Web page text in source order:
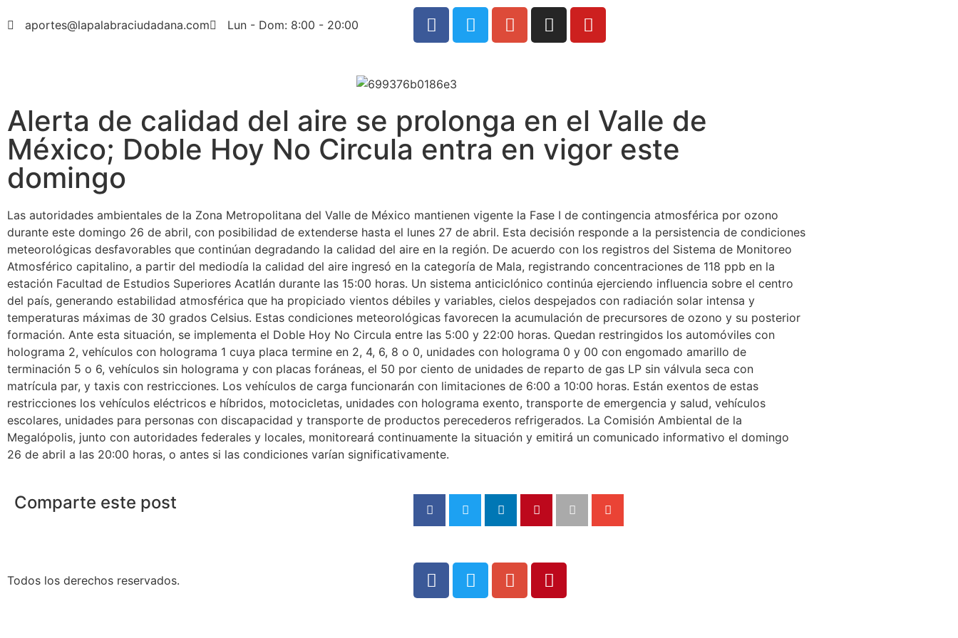
aportes@lapalabraciudadana.com Lun - Dom: 8:00 - 20:00
Alerta de calidad del aire se prolonga en el Valle de
México; Doble Hoy No Circula entra en vigor este
domingo
Las autoridades ambientales de la Zona Metropolitana del Valle de México mantienen vigente la Fase I de contingencia atmosférica por ozono
durante este domingo 26 de abril, con posibilidad de extenderse hasta el lunes 27 de abril. Esta decisión responde a la persistencia de condiciones
meteorológicas desfavorables que continúan degradando la calidad del aire en la región. De acuerdo con los registros del Sistema de Monitoreo
Atmosférico capitalino, a partir del mediodía la calidad del aire ingresó en la categoría de Mala, registrando concentraciones de 118 ppb en la
estación Facultad de Estudios Superiores Acatlán durante las 15:00 horas. Un sistema anticiclónico continúa ejerciendo influencia sobre el centro
del país, generando estabilidad atmosférica que ha propiciado vientos débiles y variables, cielos despejados con radiación solar intensa y
temperaturas máximas de 30 grados Celsius. Estas condiciones meteorológicas favorecen la acumulación de precursores de ozono y su posterior
formación. Ante esta situación, se implementa el Doble Hoy No Circula entre las 5:00 y 22:00 horas. Quedan restringidos los automóviles con
holograma 2, vehículos con holograma 1 cuya placa termine en 2, 4, 6, 8 o 0, unidades con holograma 0 y 00 con engomado amarillo de
terminación 5 o 6, vehículos sin holograma y con placas foráneas, el 50 por ciento de unidades de reparto de gas LP sin válvula seca con
matrícula par, y taxis con restricciones. Los vehículos de carga funcionarán con limitaciones de 6:00 a 10:00 horas. Están exentos de estas
restricciones los vehículos eléctricos e híbridos, motocicletas, unidades con holograma exento, transporte de emergencia y salud, vehículos
escolares, unidades para personas con discapacidad y transporte de productos perecederos refrigerados. La Comisión Ambiental de la
Megalópolis, junto con autoridades federales y locales, monitoreará continuamente la situación y emitirá un comunicado informativo el domingo
26 de abril a las 20:00 horas, o antes si las condiciones varían significativamente.
Comparte este post
Todos los derechos reservados.